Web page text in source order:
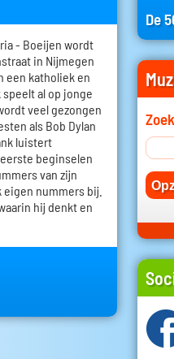
- Boeijen wordt
in Nijmegen
een katholiek en
al op jonge
veel gezongen
als Bob Dylan
luistert
beginselen
van zijn
nummers bij.
hij denkt en
De